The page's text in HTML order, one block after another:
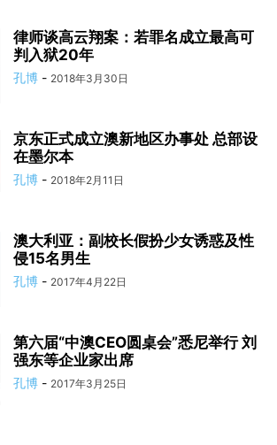
律师谈高云翔案：若罪名成立最高可
判入狱20年
孔博 - 2018年3月30日
京东正式成立澳新地区办事处 总部设
在墨尔本
孔博 - 2018年2月11日
澳大利亚：副校长假扮少女诱惑及性
侵15名男生
孔博 - 2017年4月22日
第六届“中澳CEO圆桌会”悉尼举行 刘
强东等企业家出席
孔博 - 2017年3月25日